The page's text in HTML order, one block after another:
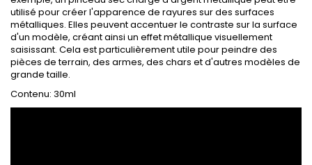
utilisé pour créer l'apparence de rayures sur des surfaces
métalliques. Elles peuvent accentuer le contraste sur la surface
d'un modèle, créant ainsi un effet métallique visuellement
saisissant. Cela est particulièrement utile pour peindre des
pièces de terrain, des armes, des chars et d'autres modèles de
grande taille.
Contenu: 30ml